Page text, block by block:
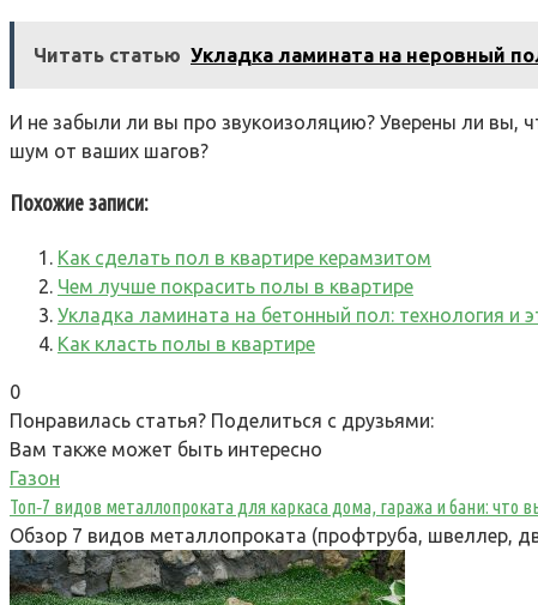
Читать статью Укладка ламината на неровный
И не забыли ли вы про звукоизоляцию? Уверены ли вы,
шум от ваших шагов?
Похожие записи:
Как сделать пол в квартире керамзитом
Чем лучше покрасить полы в квартире
Укладка ламината на бетонный пол: технология и
Как класть полы в квартире
0
Понравилась статья? Поделиться с друзьями:
Вам также может быть интересно
Газон
Топ‑7 видов металлопроката для каркаса дома, гаража и бани: что
Обзор 7 видов металлопроката (профтруба, швеллер,